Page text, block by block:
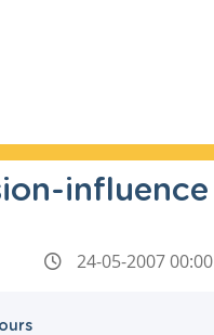
influence
24-05-2007 00:00